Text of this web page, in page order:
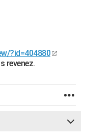
?id=404880
revenez.